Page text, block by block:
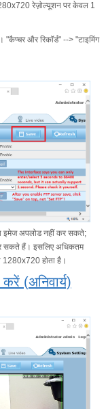
रेज़ोल्यूशन पर केवल 1
और रिकॉर्ड" --> "टाइमिंग
इमेज अपलोड नहीं कर सकते;
सकते हैं। इसलिए अधिकतम
होता है।
(अनिवार्य)